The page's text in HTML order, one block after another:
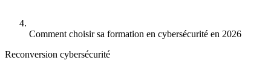
Comment choisir sa formation en cybersécurité en 2026
Reconversion cybersécurité